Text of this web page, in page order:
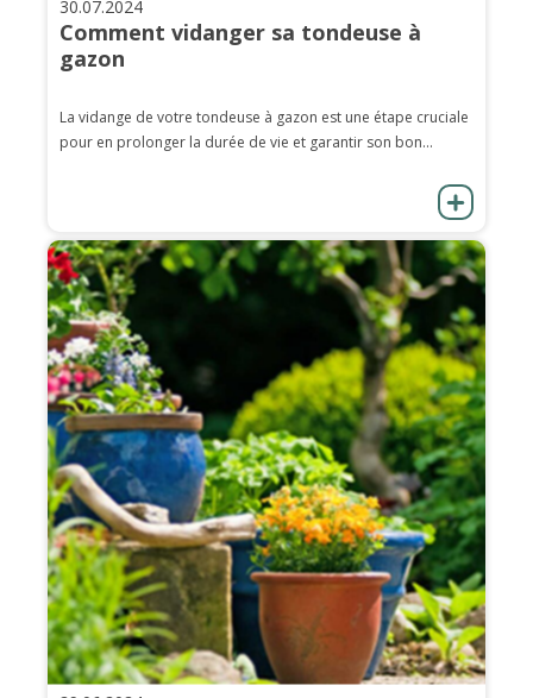
30.07.2024
Comment vidanger sa tondeuse à
gazon
La vidange de votre tondeuse à gazon est une étape cruciale
pour en prolonger la durée de vie et garantir son bon...